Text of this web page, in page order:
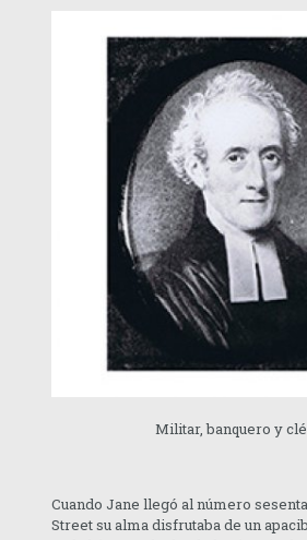
Militar, banquero y
Cuando Jane llegó al número
Street su alma disfrutaba de un